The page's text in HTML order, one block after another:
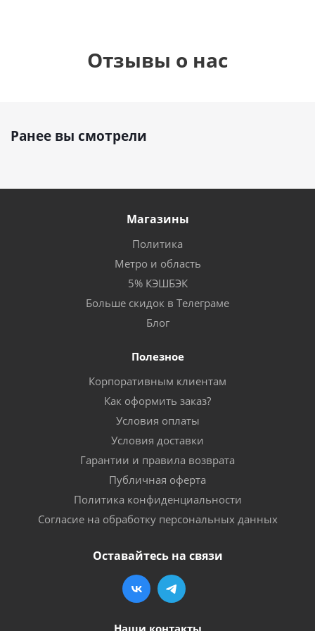
Отзывы о нас
Ранее вы смотрели
Магазины
Политика
Метро и область
5% КЭШБЭК
Больше скидок в Телеграме
Блог
Полезное
Корпоративным клиентам
Как оформить заказ?
Условия оплаты
Условия доставки
Гарантии и правила возврата
Публичная оферта
Политика конфиденциальности
Согласие на обработку персональных данных
Оставайтесь на связи
Наши контакты